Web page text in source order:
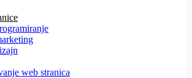
web stranica